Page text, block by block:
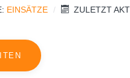
EINSÄTZE
ZULETZT